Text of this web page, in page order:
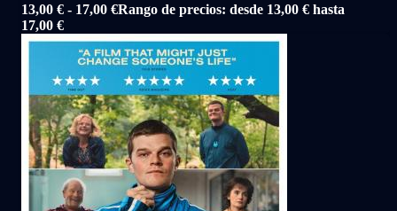
13,00 € - 17,00 €Rango de precios: desde 13,00 € hasta
17,00 €